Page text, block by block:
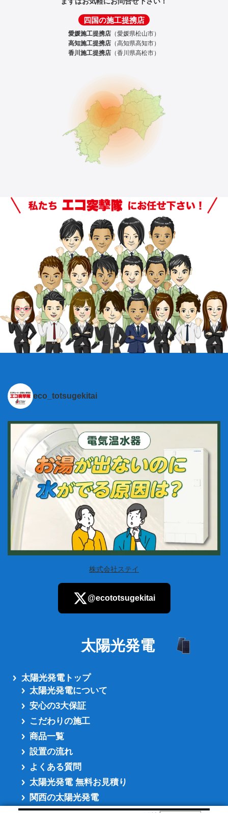
四国の施工提携店
愛媛施工提携店 （愛媛県松山市）
高知施工提携店 （高知県高知市）
香川施工提携店 （香川県高松市）
eco_totsugekitai
さらに読み込む
株式会社ステイ
@ecototsugekitai
太陽光発電
太陽光発電トップ
太陽光発電について
安心の3大保証
こだわりの施工
商品一覧
設置の流れ
よくある質問
太陽光発電 無料お見積り
関西の太陽光発電